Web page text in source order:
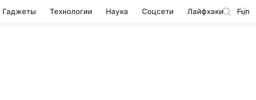
Гаджеты Технологии Наука Соцсети Лайфхаки Fun